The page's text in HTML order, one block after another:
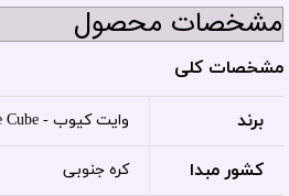
مشخصات محصول
مشخصات کلی
برند وایت کیوب - White Cube
کشور مبدا کره جنوبی